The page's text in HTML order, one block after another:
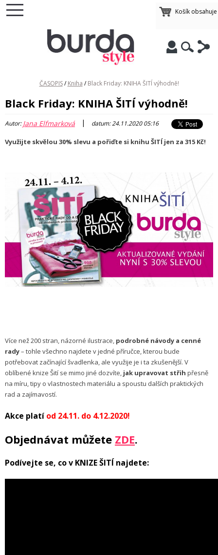
Košík obsahuje
ČASOPIS / Kniha / Black Friday: KNIHA ŠITÍ výhodně!
Black Friday: KNIHA ŠITÍ výhodně!
Autor:Jana Elfmarková | datum: 24.11.2020 05:16
Využijte skvělou 30% slevu a pořiďte si knihu ŠITÍ jen za 315 Kč!
Více než 200 stran, názorné ilustrace, podrobné návody a cenné
rady– tohle všechno najdete v jedné příručce, kterou bude
potřebovat začínající švadlenka, ale využije je i ta zkušenější. V
oblíbené knize Šití se mimo jiné dozvíte, jak upravovat střih přesně
na míru, tipy o vlastnostech materiálu a spoustu dalších praktických
rad a zajímavostí.
Akce platí od 24.11. do 4.12.2020!
Objednávat můžete ZDE.
Podívejte se, co v KNIZE ŠITÍ najdete: